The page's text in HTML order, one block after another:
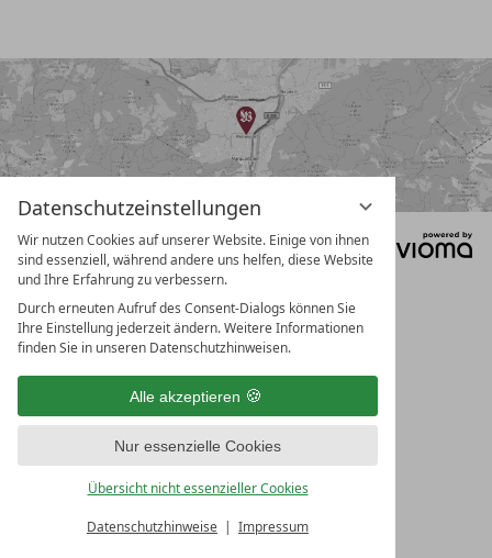
Datenschutzeinstellungen
Wir nutzen Cookies auf unserer Website. Einige von ihnen
sind essenziell, während andere uns helfen, diese Website
und Ihre Erfahrung zu verbessern.
Durch erneuten Aufruf des Consent-Dialogs können Sie
Ihre Einstellung jederzeit ändern. Weitere Informationen
finden Sie in unseren Datenschutzhinweisen.
Alle akzeptieren
Nur essenzielle Cookies
Übersicht nicht essenzieller Cookies
Datenschutzhinweise Impressum
b
r
f
e
i
n
g
b
e
DatenschutzImpressum
DatenschutzeinstellungenAGB